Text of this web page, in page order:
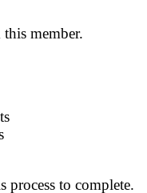
member.
process to complete.